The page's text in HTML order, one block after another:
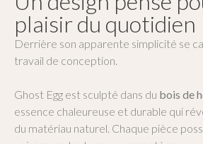
plaisir du quotidien
Derrière son apparente simplicité se
travail de conception.
Ghost Egg est sculpté dans du bois de
essence chaleureuse et durable qui
du matériau naturel. Chaque pièce